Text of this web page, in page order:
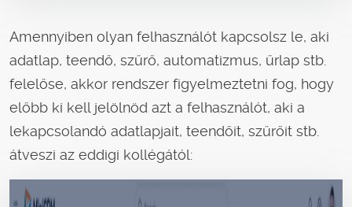
Amennyiben olyan felhasználót kapcsolsz le, aki
adatlap, teendő, szűrő, automatizmus, űrlap stb.
felelőse, akkor rendszer figyelmeztetni fog, hogy
előbb ki kell jelölnöd azt a felhasználót, aki a
lekapcsolandó adatlapjait, teendőit, szűrőit stb.
átveszi az eddigi kollégától: